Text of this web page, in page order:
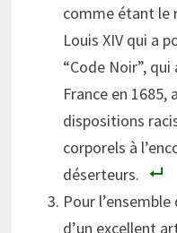
comme étant le
Louis XIV qui a
“Code Noir”, qui
France en 1685,
dispositions
corporels à
déserteurs.
Pour
d’un excellent